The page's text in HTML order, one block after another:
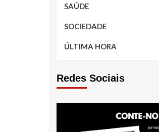
SAÚDE
SOCIEDADE
ÚLTIMA HORA
Redes Sociais